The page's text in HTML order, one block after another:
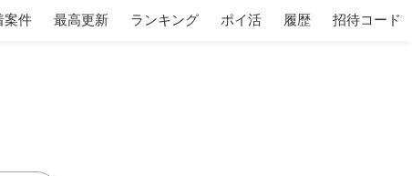
案件 最高更新 ランキング ポイ活 履歴 招待コード